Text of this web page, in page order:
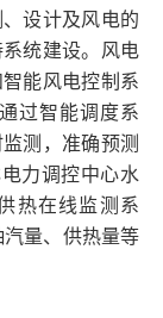
设计及风电的
统建设。风电
能风电控制系
过智能调度系
测，准确预测
力调控中心水
热在线监测系
汽量、供热量等